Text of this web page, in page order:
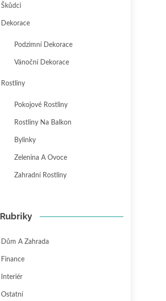
Škůdci
Dekorace
Podzimní Dekorace
Vánoční Dekorace
Rostliny
Pokojové Rostliny
Rostliny Na Balkon
Bylinky
Zelenina A Ovoce
Zahradní Rostliny
Rubriky
Dům A Zahrada
Finance
Interiér
Ostatní